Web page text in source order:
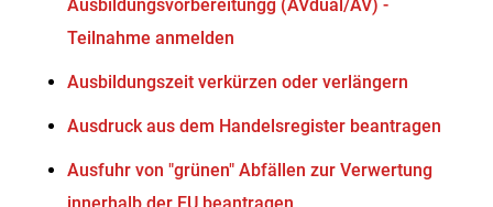
Ausbildungsvorbereitungg (AVdual/AV) -
Teilnahme anmelden
Ausbildungszeit verkürzen oder verlängern
Ausdruck aus dem Handelsregister beantragen
Ausfuhr von "grünen" Abfällen zur Verwertung